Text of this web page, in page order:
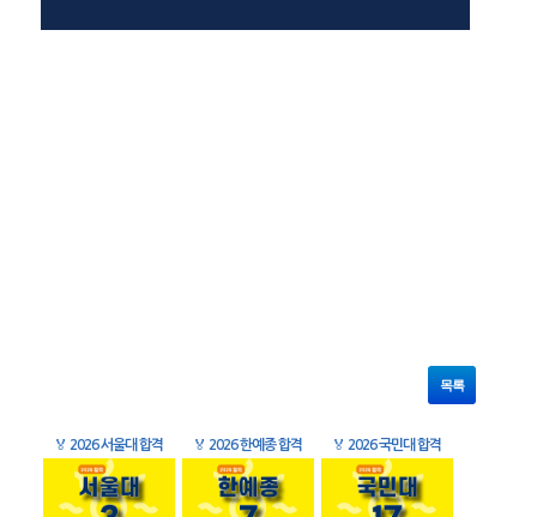
목록
🏅 2026 서울대 합격 🏅 2026 한예종 합격 🏅 2026 국민대 합격